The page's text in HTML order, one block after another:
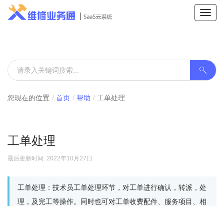
您现在的位置 首页 帮助 工单处理
工单处理
最后更新时间: 2022年10月27日
工单处理：技术员工单处理环节，对工单进行确认，转派，处
理，及完工等操作。同时也可对工单收费配件、服务项目、相